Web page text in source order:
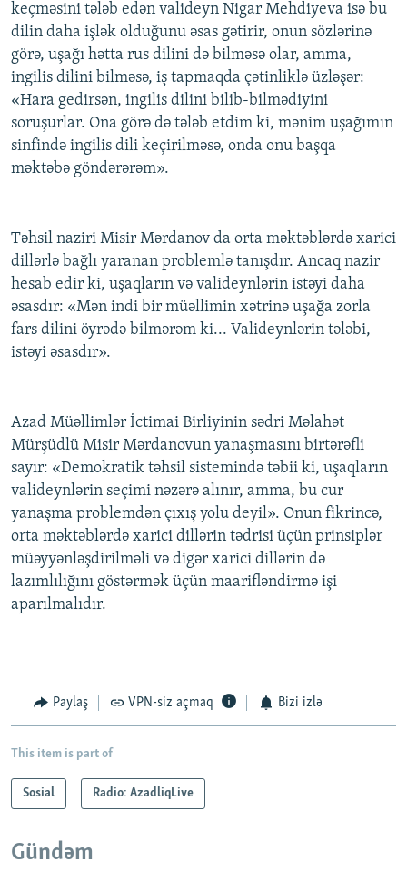
keçməsini tələb edən valideyn Nigar Mehdiyeva isə bu
dilin daha işlək olduğunu əsas gətirir, onun sözlərinə
görə, uşağı hətta rus dilini də bilməsə olar, amma,
ingilis dilini bilməsə, iş tapmaqda çətinliklə üzləşər:
«Hara gedirsən, ingilis dilini bilib-bilmədiyini
soruşurlar. Ona görə də tələb etdim ki, mənim uşağımın
sinfində ingilis dili keçirilməsə, onda onu başqa
məktəbə göndərərəm».
Təhsil naziri Misir Mərdanov da orta məktəblərdə xarici
dillərlə bağlı yaranan problemlə tanışdır. Ancaq nazir
hesab edir ki, uşaqların və valideynlərin istəyi daha
əsasdır: «Mən indi bir müəllimin xətrinə uşağa zorla
fars dilini öyrədə bilmərəm ki... Valideynlərin tələbi,
istəyi əsasdır».
Azad Müəllimlər İctimai Birliyinin sədri Məlahət
Mürşüdlü Misir Mərdanovun yanaşmasını birtərəfli
sayır: «Demokratik təhsil sistemində təbii ki, uşaqların
valideynlərin seçimi nəzərə alınır, amma, bu cur
yanaşma problemdən çıxış yolu deyil». Onun fikrincə,
orta məktəblərdə xarici dillərin tədrisi üçün prinsiplər
müəyyənləşdirilməli və digər xarici dillərin də
lazımlılığını göstərmək üçün maarifləndirmə işi
aparılmalıdır.
Paylaş VPN-siz açmaq Bizi izlə
This item is part of
Sosial Radio: AzadliqLive
Gündəm